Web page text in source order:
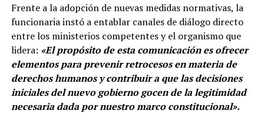
Frente a la adopción de nuevas medidas normativas, la
funcionaria instó a entablar canales de diálogo directo
entre los ministerios competentes y el organismo que
lidera: «El propósito de esta comunicación es ofrecer
elementos para prevenir retrocesos en materia de
derechos humanos y contribuir a que las decisiones
iniciales del nuevo gobierno gocen de la legitimidad
necesaria dada por nuestro marco constitucional».